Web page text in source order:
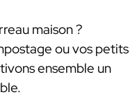
maison ?
ou vos petits
ensemble un